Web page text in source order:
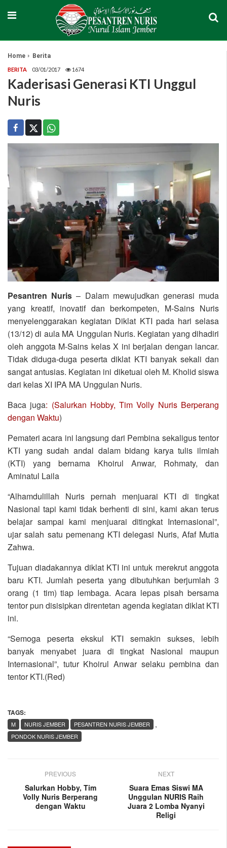
Home Berita
BERITA 03/01/2017 1674
Kaderisasi Generasi KTI Unggul
Nuris
Pesantren Nuris – Dalam mewujudkan generasi muda
yang kreatif, inovatif dan berkompeten, M-Sains Nuris
menyelenggarakan kegiatan Diklat KTI pada hari selasa
(13/12) di aula MA Unggulan Nuris. Kegiatan yang dihadiri
oleh anggota M-Sains kelas X ini berjalan dengan lancar.
Tidak diduga-duga peserta diklat KTI banyak sekali dan
sangat antusias. Kegiatan ini diketuai oleh M. Kholid siswa
dari kelas XI IPA MA Unggulan Nuris.
Baca juga: (Salurkan Hobby, Tim Volly Nuris Berperang
dengan Waktu)
Pemateri acara ini langsung dari Pembina sekaligus tentor
KTI yang sudah andal dalam bidang karya tulis ilmiah
(KTI) yang bernama Khoirul Anwar, Rohmaty, dan
Aminatul Laila
“Alhamdulillah Nuris pernah menjuarai KTI di tingkat
Nasional tapi kami tidak berhenti di sini, kami akan terus
belajar sampai kami menjuarai ditingkat Internasional”,
ujar salah satu pemenang KTI delegasi Nuris, Afaf Mutia
Zahwa.
Tujuan diadakannya diklat KTI ini untuk merekrut anggota
baru KTI. Jumlah peserta yang dibutuhkan berjumlah 3
orang (1 tim) tiap lembaga. Acara lepas pisah bersama
tentor pun disisipkan direntetan agenda kegiatan diklat KTI
ini.
“Semoga peserta ekskul KTI semakin sukses, lebih
banyak menyabet juara di tingkat Nasional maupun
Internasional”, tutur Khoirul Anwar selaku pembina dan
tentor KTI.(Red)
TAGS:
,
M NURIS JEMBER
PESANTREN NURIS JEMBER
PONDOK NURIS JEMBER
PREVIOUS
Salurkan Hobby, Tim
Volly Nuris Berperang
dengan Waktu
NEXT
Suara Emas Siswi MA
Unggulan NURIS Raih
Juara 2 Lomba Nyanyi
Religi